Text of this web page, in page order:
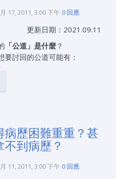
17, 2011, 3:00 下午 0 回應
更新日期：2021.09.11
「公道」是什麼 ？
要討回的公道可能有：
病歷困難重重？甚
到病歷？
11, 2011, 3:00 下午 0 回應